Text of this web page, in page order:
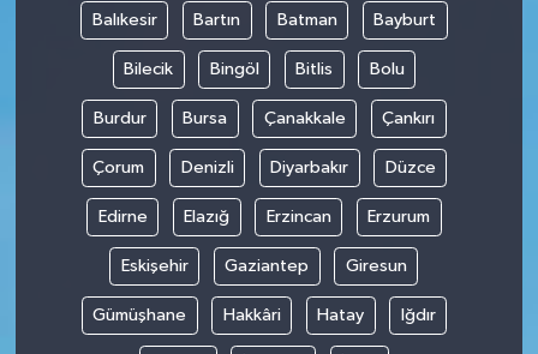
Balıkesir Bartın Batman Bayburt
Bilecik Bingöl Bitlis Bolu
Burdur Bursa Çanakkale Çankırı
Çorum Denizli Diyarbakır Düzce
Edirne Elazığ Erzincan Erzurum
Eskişehir Gaziantep Giresun
Gümüşhane Hakkâri Hatay Iğdır